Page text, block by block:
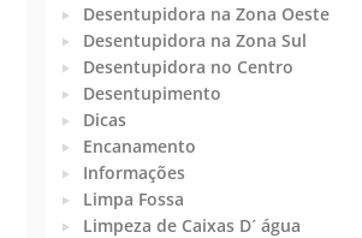
Desentupidora na Zona Oeste
Desentupidora na Zona Sul
Desentupidora no Centro
Desentupimento
Dicas
Encanamento
Informações
Limpa Fossa
Limpeza de Caixas D´ água